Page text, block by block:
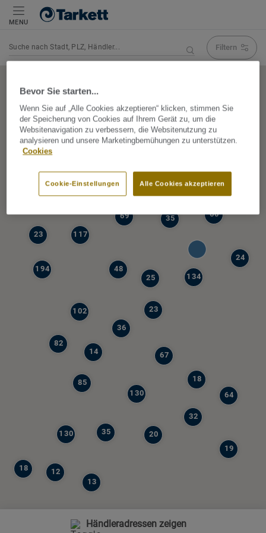
MENU
Filtern
85
194
77
117
130
39
64
67
82
36
130
69
134
23
35
35
102
19
23
48
14
60
12
18
32
13
20
24
25
18
Händleradressen zeigen
Bevor Sie starten...
Wenn Sie auf „Alle Cookies akzeptieren“ klicken, stimmen Sie
der Speicherung von Cookies auf Ihrem Gerät zu, um die
Websitenavigation zu verbessern, die Websitenutzung zu
analysieren und unsere Marketingbemühungen zu unterstützen.
Cookies
Alle Cookies akzeptieren
Cookie-Einstellungen